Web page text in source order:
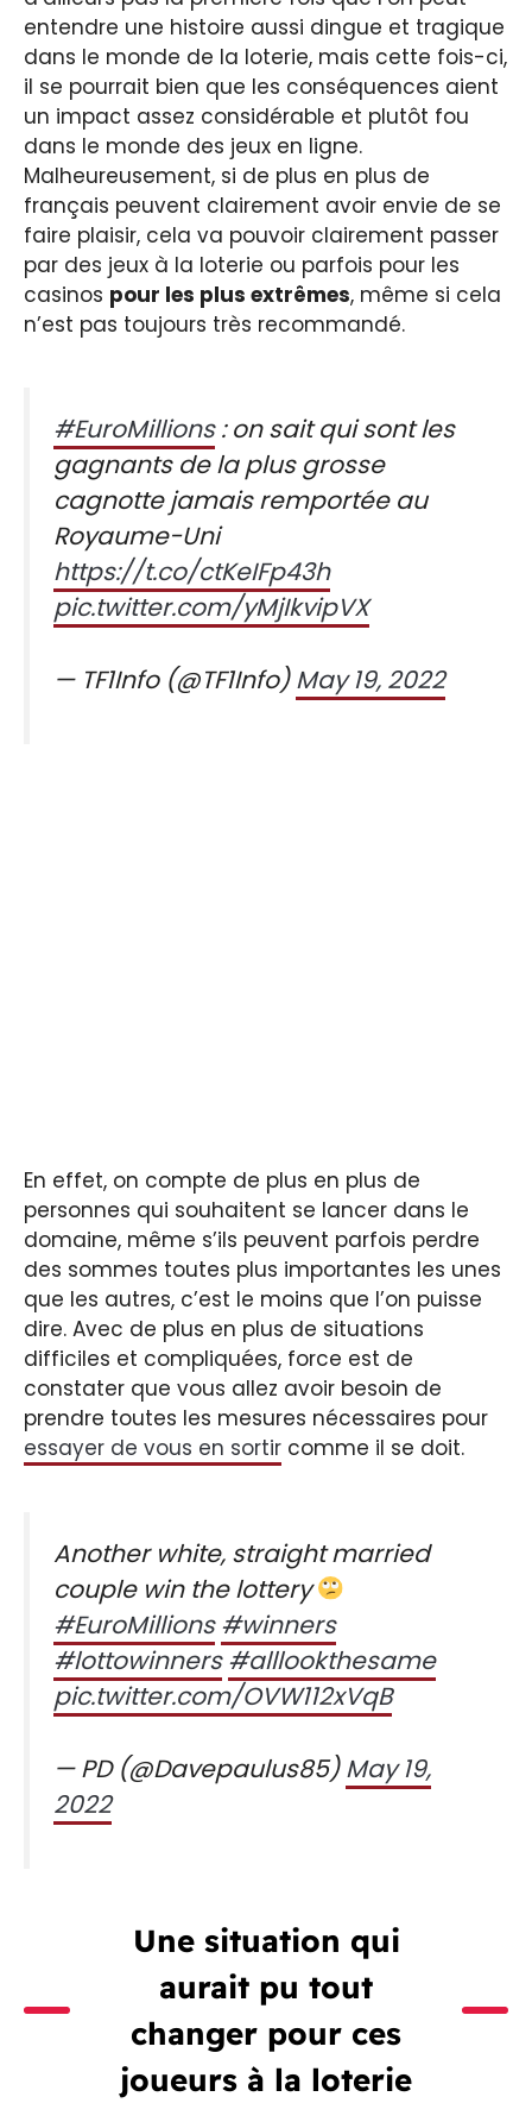
entendre une histoire aussi dingue et tragique
dans le monde de la loterie, mais cette fois-ci,
il se pourrait bien que les conséquences aient
un impact assez considérable et plutôt fou
dans le monde des jeux en ligne.
Malheureusement, si de plus en plus de
français peuvent clairement avoir envie de se
faire plaisir, cela va pouvoir clairement passer
par des jeux à la loterie ou parfois pour les
casinos pour les plus extrêmes, même si cela
n’est pas toujours très recommandé.
#EuroMillions: on sait qui sont les
gagnants de la plus grosse
cagnotte jamais remportée au
Royaume-Uni
https://t.co/ctKeIFp43h
pic.twitter.com/yMjIkvipVX
— TF1Info (@TF1Info)May 19, 2022
En effet, on compte de plus en plus de
personnes qui souhaitent se lancer dans le
domaine, même s’ils peuvent parfois perdre
des sommes toutes plus importantes les unes
que les autres, c’est le moins que l’on puisse
dire. Avec de plus en plus de situations
difficiles et compliquées, force est de
constater que vous allez avoir besoin de
prendre toutes les mesures nécessaires pour
essayer de vous en sortir comme il se doit.
Another white, straight married
couple win the lottery
#EuroMillions #winners
#lottowinners #alllookthesame
pic.twitter.com/OVW112xVqB
— PD (@Davepaulus85)May 19,
2022
Une situation qui
aurait pu tout
changer pour ces
joueurs à la loterie